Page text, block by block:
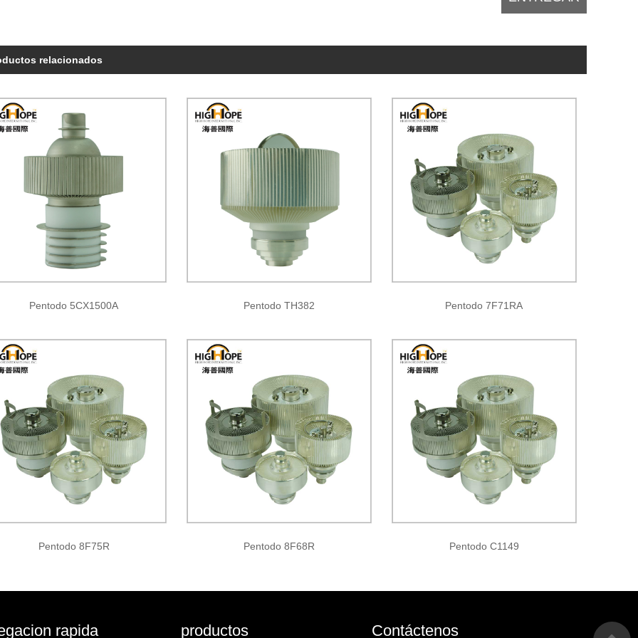
relacionados
Pentodo 5CX1500A Pentodo TH382 Pentodo 7F71RA
Pentodo 8F75R Pentodo 8F68R Pentodo C1149
rapida productos Contáctenos